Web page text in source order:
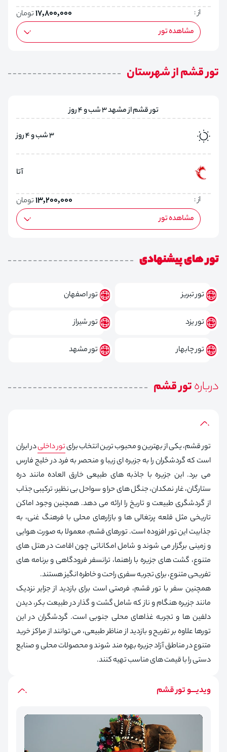
از : 17,800,000تومان
مشاهده تور
تور قشم از شهرستان
تور قشم از مشهد 3 شب و 4 روز
3 شب و 4 روز
آتا
از : 13,200,000تومان
مشاهده تور
تور های پیشنهادی
تور تبریز تور اصفهان
تور یزد تور شیراز
تور چابهار تور مشهد
دربارهتور قشم
تور قشم، یکی از بهترین و محبوب ترین انتخاب برایتور داخلیدر ایران
است که گردشگران را به جزیره ای زیبا و منحصر به فرد در خلیج فارس
می برد. این جزیره با جاذبه های طبیعی خارق العاده مانند دره
ستارگان، غار نمکدان، جنگل های حرا و سواحل بی نظیر، ترکیبی جذاب
از گردشگری طبیعت و تاریخ را ارائه می دهد. همچنین وجود اماکن
تاریخی مثل قلعه پرتغالی ها و بازارهای محلی با فرهنگ غنی، به
جذابیت این تور افزوده است. تورهای قشم، معمولا به صورت هوایی
و زمینی برگزار می شوند و شامل امکاناتی چون اقامت در هتل های
متنوع، گشت های جزیره با راهنما، ترانسفر فرودگاهی و برنامه های
تفریحی متنوع، برای تجربه سفری راحت و خاطره انگیز هستند.
همچنین سفر با تور قشم، فرصتی است برای بازدید از جزایر نزدیک
مانند جزیره هنگام و ناز که شامل گشت و گذار در طبیعت بکر، دیدن
دلفین ها و تجربه غذاهای محلی جنوبی است. گردشگران در این
تورها علاوه بر تفریح و بازدید از مناظر طبیعی، می توانند از مراکز خرید
متنوع در مناطق آزاد جزیره بهره مند شوند و محصولات محلی و صنایع
دستی را با قیمت های مناسب تهیه کنند.
ویدیـــو تور قشم